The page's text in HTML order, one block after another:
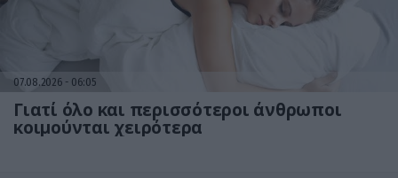
07.08.2026 06:05
Γιατί όλο και περισσότεροι άνθρωποι
κοιμούνται χειρότερα